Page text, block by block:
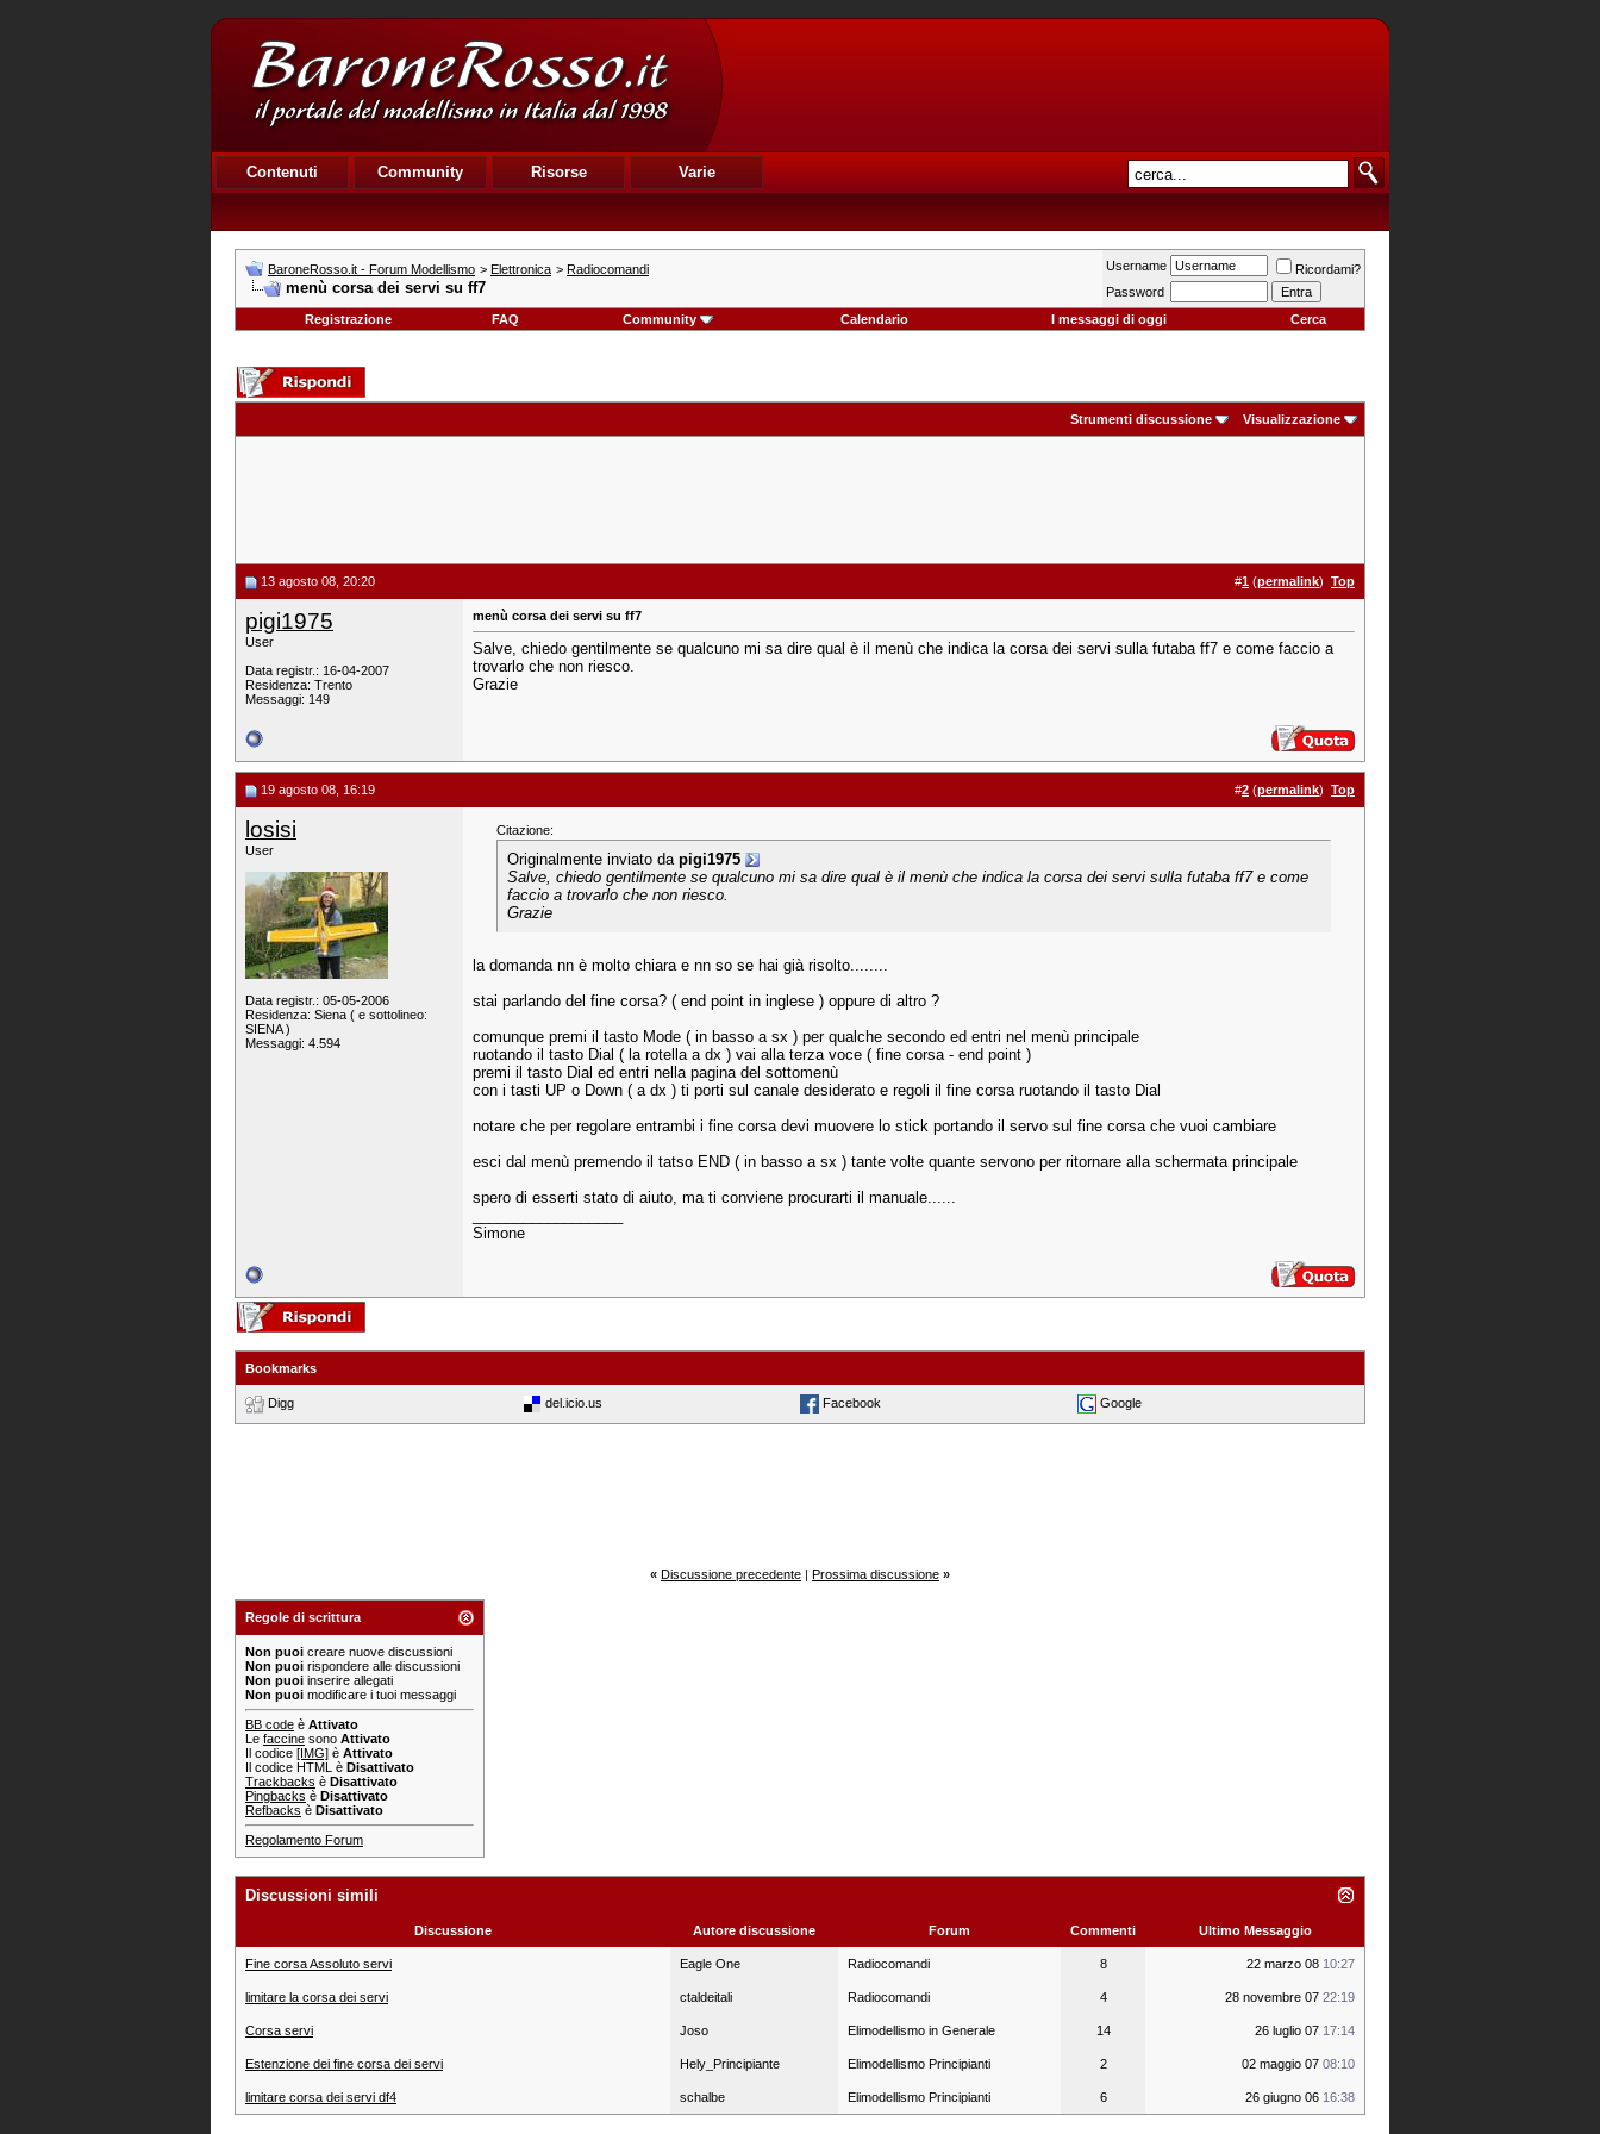
Contenuti Community Risorse Varie
BaroneRosso.it - Forum Modellismo > Elettronica > Radiocomandi
menù corsa dei servi su ff7
Username
Ricordami?
Password
Registrazione
FAQ Community Calendario I messaggi di oggi Cerca
Strumenti discussione Visualizzazione
13 agosto 08, 20:20 #1 (permalink) Top
pigi1975
User
Data registr.: 16-04-2007
Residenza: Trento
Messaggi: 149
menù corsa dei servi su ff7
Salve, chiedo gentilmente se qualcuno mi sa dire qual è il menù che indica la corsa dei servi sulla futaba ff7 e come faccio a
trovarlo che non riesco.
Grazie
19 agosto 08, 16:19 #2 (permalink) Top
losisi
User
Data registr.: 05-05-2006
Residenza: Siena ( e sottolineo:
SIENA )
Messaggi: 4.594
Citazione:
Originalmente inviato da pigi1975
Salve, chiedo gentilmente se qualcuno mi sa dire qual è il menù che indica la corsa dei servi sulla futaba ff7 e come
faccio a trovarlo che non riesco.
Grazie
la domanda nn è molto chiara e nn so se hai già risolto........
stai parlando del fine corsa? ( end point in inglese ) oppure di altro ?
comunque premi il tasto Mode ( in basso a sx ) per qualche secondo ed entri nel menù principale
ruotando il tasto Dial ( la rotella a dx ) vai alla terza voce ( fine corsa - end point )
premi il tasto Dial ed entri nella pagina del sottomenù
con i tasti UP o Down ( a dx ) ti porti sul canale desiderato e regoli il fine corsa ruotando il tasto Dial
notare che per regolare entrambi i fine corsa devi muovere lo stick portando il servo sul fine corsa che vuoi cambiare
esci dal menù premendo il tatso END ( in basso a sx ) tante volte quante servono per ritornare alla schermata principale
spero di esserti stato di aiuto, ma ti conviene procurarti il manuale......
Simone
Bookmarks
Digg del.icio.us Facebook Google
« Discussione precedente | Prossima discussione »
Regole di scrittura
Non puoi creare nuove discussioni
Non puoi rispondere alle discussioni
Non puoi inserire allegati
Non puoi modificare i tuoi messaggi
BB code è Attivato
Le faccine sono Attivato
Il codice [IMG] è Attivato
Il codice HTML è Disattivato
Trackbacks è Disattivato
Pingbacks è Disattivato
Refbacks è Disattivato
Regolamento Forum
Discussioni simili
Discussione Autore discussione Forum Commenti Ultimo Messaggio
Fine corsa Assoluto servi Eagle One Radiocomandi 8 22 marzo 08 10:27
limitare la corsa dei servi ctaldeitali Radiocomandi 4 28 novembre 07 22:19
Corsa servi Joso Elimodellismo in Generale 14 26 luglio 07 17:14
Estenzione dei fine corsa dei servi Hely_Principiante Elimodellismo Principianti 2 02 maggio 07 08:10
limitare corsa dei servi df4 schalbe Elimodellismo Principianti 6 26 giugno 06 16:38